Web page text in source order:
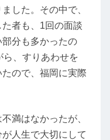
した。その中で、
者も、1回の面談
分も多かったの
ら、すりあわせを
ので、福岡に実際
満はなかったが、
人生で大切にして